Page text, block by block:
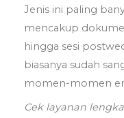
Jenis ini paling
mencakup
hingga sesi
biasanya sudah
momen-momen
Cek layanan